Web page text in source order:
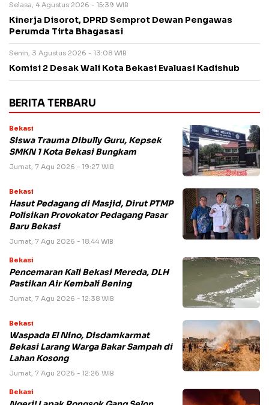
Selasa, 4 Agustus 2026 - 15:39 WIB
Kinerja Disorot, DPRD Semprot Dewan Pengawas
Perumda Tirta Bhagasasi
Senin, 3 Agustus 2026 - 13:08 WIB
Komisi 2 Desak Wali Kota Bekasi Evaluasi Kadishub
BERITA TERBARU
Bekasi
Siswa Trauma Dibully Guru, Kepsek
SMKN 1 Kota Bekasi Bungkam
Jumat, 7 Agu 2026 - 19:27 WIB
Bekasi
Hasut Pedagang di Masjid, Dirut PTMP
Polisikan Provokator Pedagang Pasar
Baru Bekasi
Jumat, 7 Agu 2026 - 18:44 WIB
Bekasi
Pencemaran Kali Bekasi Mereda, DLH
Pastikan Air Kembali Bening
Jumat, 7 Agu 2026 - 12:38 WIB
Bekasi
Waspada El Nino, Disdamkarmat
Bekasi Larang Warga Bakar Sampah di
Lahan Kosong
Jumat, 7 Agu 2026 - 12:26 WIB
Bekasi